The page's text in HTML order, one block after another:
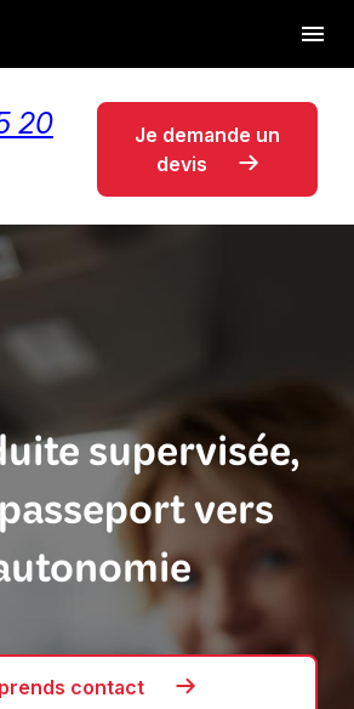
menu
20
Je demande un
devis
supervisée,
vers
contact
cookies